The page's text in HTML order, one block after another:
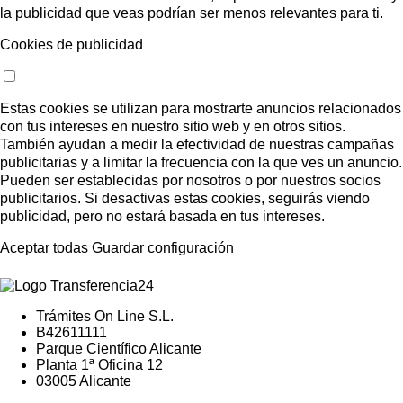
la publicidad que veas podrían ser menos relevantes para ti.
Cookies de publicidad
Estas cookies se utilizan para mostrarte anuncios relacionados
con tus intereses en nuestro sitio web y en otros sitios.
También ayudan a medir la efectividad de nuestras campañas
publicitarias y a limitar la frecuencia con la que ves un anuncio.
Pueden ser establecidas por nosotros o por nuestros socios
publicitarios. Si desactivas estas cookies, seguirás viendo
publicidad, pero no estará basada en tus intereses.
Aceptar todas Guardar configuración
Trámites On Line S.L.
B42611111
Parque Científico Alicante
Planta 1ª Oficina 12
03005 Alicante